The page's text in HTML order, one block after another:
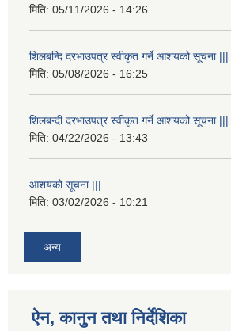
मिति: 05/11/2026 - 14:26
शिलबन्दि दरभाउपत्र स्वीकृत गर्ने आशयको सूचना |||
मिति: 05/08/2026 - 16:25
शिलबन्दी दरभाउपत्र स्वीकृत गर्ने आशयको सूचना |||
मिति: 04/22/2026 - 13:43
आशयको सूचना |||
मिति: 03/02/2026 - 10:21
अन्य
ऐन, कानुन तथा निर्देशिका